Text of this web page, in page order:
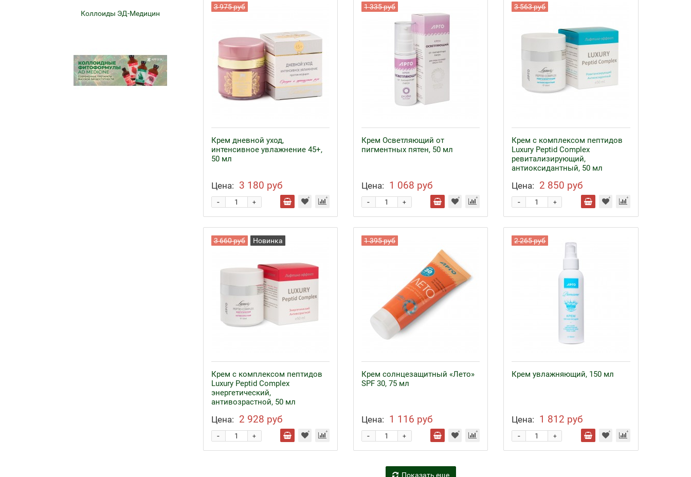
Коллоиды ЭД-Медицин Железо с кофакторами Аппликаторы Ляпко Байкал ЭМ-1 и удобрения
3 975 руб
Крем дневной уход,
интенсивное увлажнение 45+,
50 мл
Цена: 3 180 руб
+
-
1 335 руб
Крем Осветляющий от
пигментных пятен, 50 мл
Цена: 1 068 руб
+
-
3 563 руб
Крем с комплексом пептидов
Luxury Peptid Complex
ревитализирующий,
антиоксидантный, 50 мл
Цена: 2 850 руб
+
-
3 660 руб Новинка
Крем с комплексом пептидов
Luxury Peptid Complex
энергетический,
антивозрастной, 50 мл
Цена: 2 928 руб
+
-
1 395 руб
Крем солнцезащитный «Лето»
SPF 30, 75 мл
Цена: 1 116 руб
+
-
2 265 руб
Крем увлажняющий, 150 мл
Цена: 1 812 руб
+
-
Показать еще